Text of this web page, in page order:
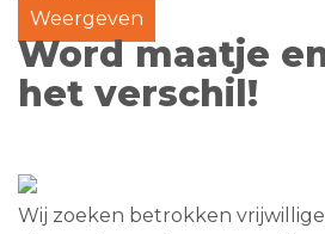
Weergeven
Word maatje
het verschil!
Wij zoeken betrokken